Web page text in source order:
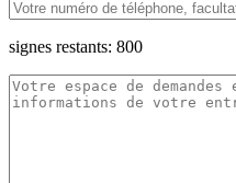
signes restants: 800